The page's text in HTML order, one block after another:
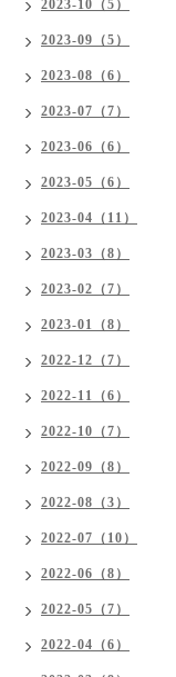
2023-10（5）
2023-09（5）
2023-08（6）
2023-07（7）
2023-06（6）
2023-05（6）
2023-04（11）
2023-03（8）
2023-02（7）
2023-01（8）
2022-12（7）
2022-11（6）
2022-10（7）
2022-09（8）
2022-08（3）
2022-07（10）
2022-06（8）
2022-05（7）
2022-04（6）